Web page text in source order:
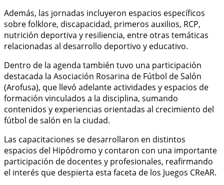
Además, las jornadas incluyeron espacios específicos
sobre folklore, discapacidad, primeros auxilios, RCP,
nutrición deportiva y resiliencia, entre otras temáticas
relacionadas al desarrollo deportivo y educativo.
Dentro de la agenda también tuvo una participación
destacada la Asociación Rosarina de Fútbol de Salón
(Arofusa), que llevó adelante actividades y espacios de
formación vinculados a la disciplina, sumando
contenidos y experiencias orientadas al crecimiento del
fútbol de salón en la ciudad.
Las capacitaciones se desarrollaron en distintos
espacios del Hipódromo y contaron con una importante
participación de docentes y profesionales, reafirmando
el interés que despierta esta faceta de los Juegos CReAR.